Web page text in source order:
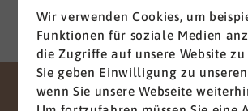
Menschen stehen seit jeher im
beruflichen Handelns und
Stärken sind eine
Kommunikationsfähigkeit
hohen Durchsetzungsstärke und
gepaart mit dem im HR-Bereich
Wir verwenden Cookies, um
Funktionen für soziale Medien
die Zugriffe auf unsere Website
Sie geben Einwilligung zu
wenn Sie unsere Webseite